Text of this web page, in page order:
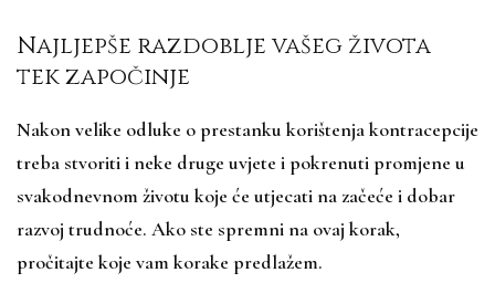
Najljepše razdoblje vašeg života
tek započinje
Nakon velike odluke o prestanku korištenja kontracepcije
treba stvoriti i neke druge uvjete i pokrenuti promjene u
svakodnevnom životu koje će utjecati na začeće i dobar
razvoj trudnoće. Ako ste spremni na ovaj korak,
pročitajte koje vam korake predlažem.